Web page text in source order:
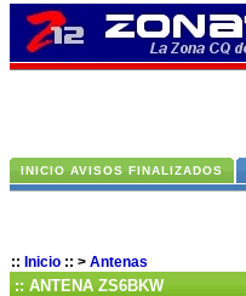
INICIO AVISOS FINALIZADOS
:: Inicio :: > Antenas
:: ANTENA ZS6BKW